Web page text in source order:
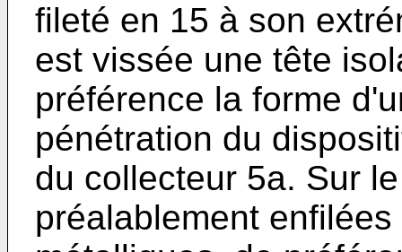
fileté en 15 à son
est vissée une tête
préférence la forme
pénétration du
du collecteur 5a. Sur
préalablement